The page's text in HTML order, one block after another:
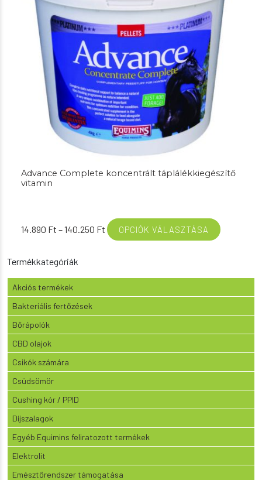
Advance Complete koncentrált táplálékkiegészítő
vitamin
14.890 Ft –140.250 Ft Ártartomány:
14.890 Ft
OPCIÓK VÁLASZTÁSA
Termékkategóriák
Akciós termékek
Bakteriális fertőzések
Bőrápolók
CBD olajok
Csikók számára
Csüdsömör
Cushing kór / PPID
Díjszalagok
Egyéb Equimins feliratozott termékek
Elektrolit
Emésztőrendszer támogatása